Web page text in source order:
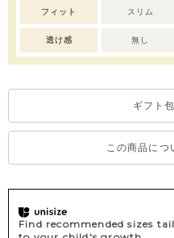
（M262STB80P）とのリンク
ご家庭でお洗濯できるイージ
心、ご自宅用としてはもちろ
も喜ばれるセットアイテムです
※デリケートな素材を使用して
えいただくことをおすすめしま
※撮影･モニター環境等により
場合がございます。
※濃色部分は、摩擦や汗・雨な
※色移りを防ぐため、手洗い後
フィット スリム
透け感 無し
ギフト
この商品につ
Find recommended sizes